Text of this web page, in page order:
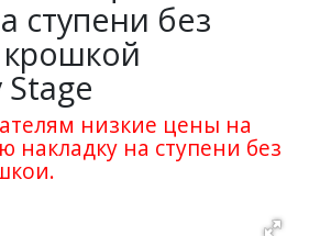
ступени без
низкие цены на
накладку на ступени без